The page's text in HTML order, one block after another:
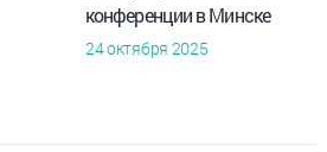
конференции в Минске
24 октября 2025